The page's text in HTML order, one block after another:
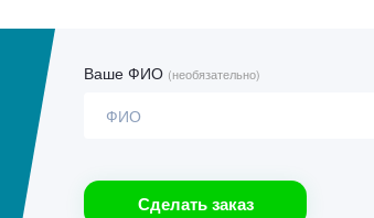
Ваше ФИО (необязательно)
Сделать заказ